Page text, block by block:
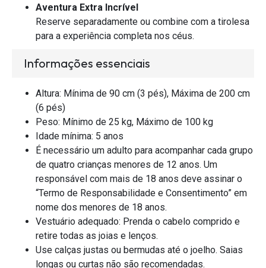
Aventura Extra Incrível
Reserve separadamente ou combine com a tirolesa
para a experiência completa nos céus.
Informações essenciais
Altura: Mínima de 90 cm (3 pés), Máxima de 200 cm
(6 pés)
Peso: Mínimo de 25 kg, Máximo de 100 kg
Idade mínima: 5 anos
É necessário um adulto para acompanhar cada grupo
de quatro crianças menores de 12 anos. Um
responsável com mais de 18 anos deve assinar o
“Termo de Responsabilidade e Consentimento” em
nome dos menores de 18 anos.
Vestuário adequado: Prenda o cabelo comprido e
retire todas as joias e lenços.
Use calças justas ou bermudas até o joelho. Saias
longas ou curtas não são recomendadas.